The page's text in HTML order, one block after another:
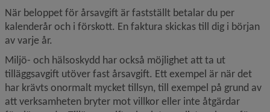
När beloppet för årsavgift är fastställt betalar du per
kalenderår och i förskott. En faktura skickas till dig i början
av varje år.
Miljö- och hälsoskydd har också möjlighet att ta ut
tilläggsavgift utöver fast årsavgift. Ett exempel är när det
har krävts onormalt mycket tillsyn, till exempel på grund av
att verksamheten bryter mot villkor eller inte åtgärdar